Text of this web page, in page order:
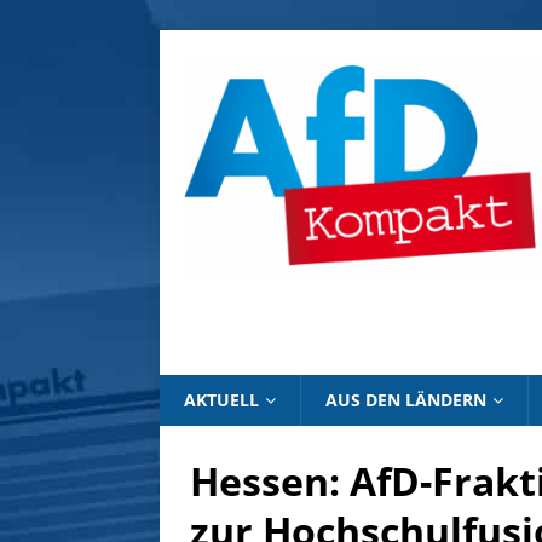
AKTUELL AUS DEN LÄNDERN
Hessen: AfD-
zur